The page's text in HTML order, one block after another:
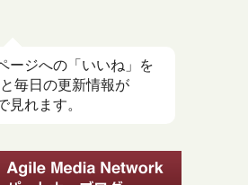
ージへの「いいね」を
毎日の更新情報が
れます。